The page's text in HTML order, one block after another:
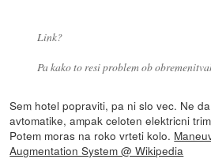
Link?
Pa kako to resi problem ob
Sem hotel popraviti, pa ni slo vec. Ne
avtomatike, ampak celoten elektricni
Potem moras na roko vrteti kolo.
Augmentation System @ Wikipedia